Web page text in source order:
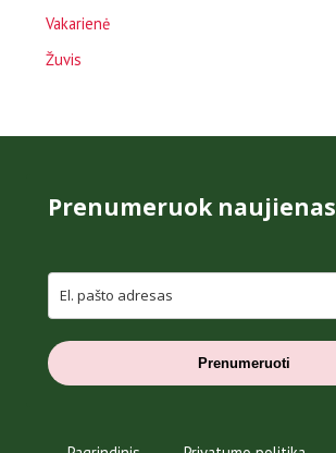
Vakarienė
Žuvis
Prenumeruok naujienas
Prenumeruoti